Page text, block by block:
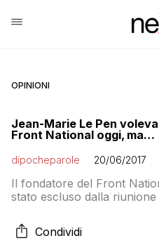
OPINIONI
Jean-Marie Le Pen
Front National oggi, ma…
dipocheparole 20/06/2017
Il fondatore del Front
stato escluso dalla
nord ovest di Parigi. Per
presidente onorario, Le
Condividi